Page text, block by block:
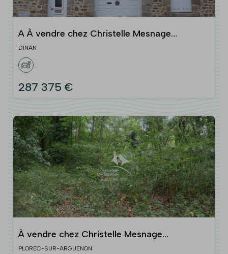
A À vendre chez Christelle Mesnage
Immobilier, Centre-ville
DINAN
287 375 €
À vendre chez Christelle Mesnage
immobilier. VAL-D'ARGUENON
PLOREC-SUR-ARGUENON